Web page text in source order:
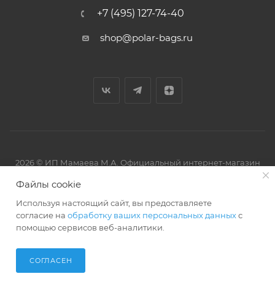
+7 (495) 127-74-40
shop@polar-bags.ru
2026 © ИП Мамаева М.А. Официальный интернет-магазин
Файлы cookie
Используя настоящий сайт, вы предоставляете
согласие на обработку ваших персональных данныхс
помощью сервисов веб-аналитики.
СОГЛАСЕН